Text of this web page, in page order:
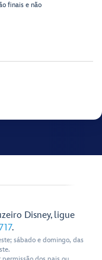
finais e não
Disney, ligue
.
sábado e domingo, das